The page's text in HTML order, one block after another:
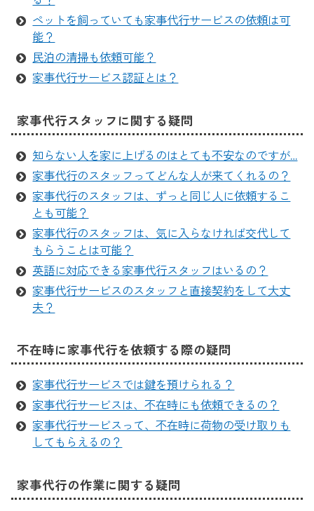
ペットを飼っていても家事代行サービスの依頼は可
能？
民泊の清掃も依頼可能？
家事代行サービス認証とは？
家事代行スタッフに関する疑問
知らない人を家に上げるのはとても不安なのですが…
家事代行のスタッフってどんな人が来てくれるの？
家事代行のスタッフは、ずっと同じ人に依頼するこ
とも可能？
家事代行のスタッフは、気に入らなければ交代して
もらうことは可能？
英語に対応できる家事代行スタッフはいるの？
家事代行サービスのスタッフと直接契約をして大丈
夫？
不在時に家事代行を依頼する際の疑問
家事代行サービスでは鍵を預けられる？
家事代行サービスは、不在時にも依頼できるの？
家事代行サービスって、不在時に荷物の受け取りも
してもらえるの？
家事代行の作業に関する疑問